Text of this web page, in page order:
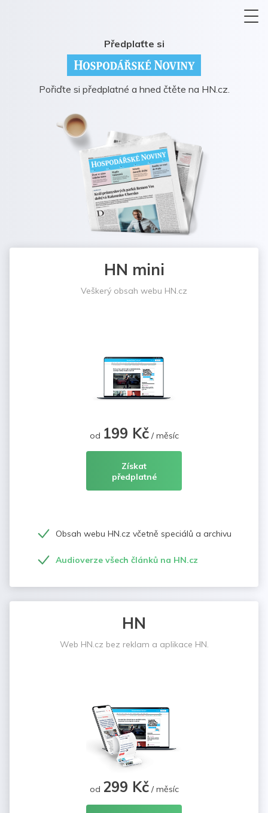
Předplaťte si
Pořiďte si předplatné a hned čtěte na HN.cz.
HN mini
Veškerý obsah webu HN.cz
od 199 Kč/ měsíc
Získat
předplatné
Obsah webu HN.cz včetně speciálů a archivu
Audioverze všech článků na HN.cz
HN
Web HN.cz bez reklam a aplikace HN.
od 299 Kč/ měsíc